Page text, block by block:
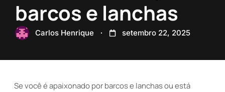
barcos e lanchas
Carlos Henrique setembro 22, 2025
Se você é apaixonado por barcos e lanchas ou está